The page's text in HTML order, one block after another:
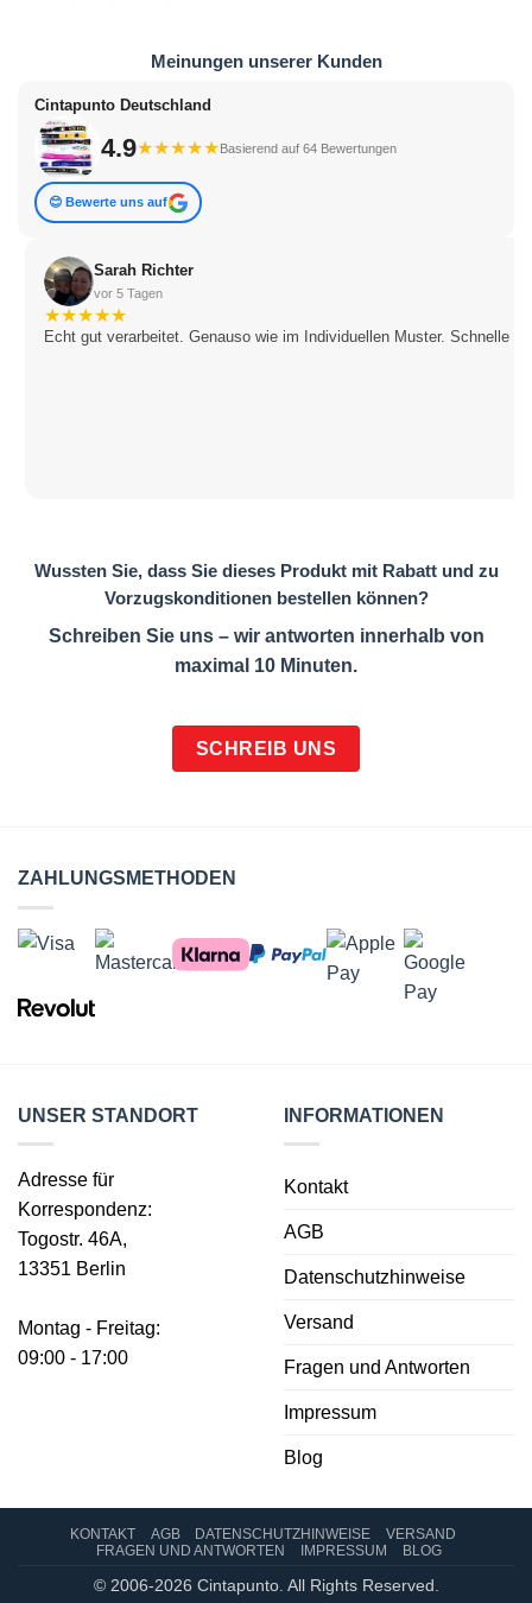
Meinungen unserer Kunden
Cintapunto Deutschland
4.9★★★★★Basierend auf 64 Bewertungen
😊 Bewerte uns auf
Sarah Richter
vor 5 Tagen
★★★★★
Echt gut verarbeitet. Genauso wie im Individuellen Muster. Schnelle
Wussten Sie, dass Sie dieses Produkt mit Rabatt und zu
Vorzugskonditionen bestellen können?
Schreiben Sie uns – wir antworten innerhalb von
maximal 10 Minuten.
SCHREIB UNS
ZAHLUNGSMETHODEN
UNSER STANDORT
Adresse für
Korrespondenz:
Togostr. 46A,
13351 Berlin
Montag - Freitag:
09:00 - 17:00
INFORMATIONEN
Kontakt
AGB
Datenschutzhinweise
Versand
Fragen und Antworten
Impressum
Blog
KONTAKT AGB DATENSCHUTZHINWEISE
VERSAND
FRAGEN UND ANTWORTEN
IMPRESSUM BLOG
© 2006-2026 Cintapunto. All Rights Reserved.